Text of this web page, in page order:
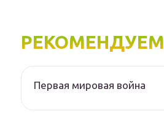
РЕКОМЕНДУЕМ
Первая мировая война